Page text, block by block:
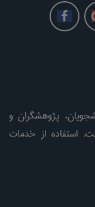
پژوهشگران و
استفاده از خدمات